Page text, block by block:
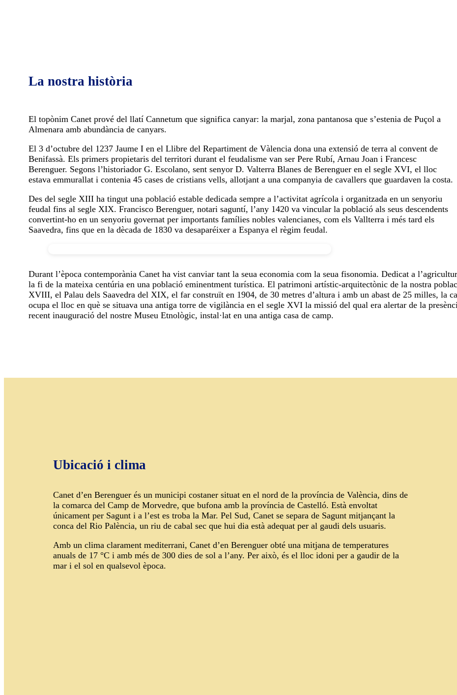
La nostra història
El topònim Canet prové del llatí Cannetum que significa canyar: la marjal, zona pantanosa que s’estenia de Puçol a
Almenara amb abundància de canyars.
El 3 d’octubre del 1237 Jaume I en el Llibre del Repartiment de Vàlencia dona una extensió de terra al convent de
Benifassà. Els primers propietaris del territori durant el feudalisme van ser Pere Rubí, Arnau Joan i Francesc
Berenguer. Segons l’historiador G. Escolano, sent senyor D. Valterra Blanes de Berenguer en el segle XVI, el lloc
estava emmurallat i contenia 45 cases de cristians vells, allotjant a una companyia de cavallers que guardaven la costa.
Des del segle XIII ha tingut una població estable dedicada sempre a l’activitat agrícola i organitzada en un senyoriu
feudal fins al segle XIX. Francisco Berenguer, notari saguntí, l’any 1420 va vincular la població als seus descendents
convertint-ho en un senyoriu governat per importants famílies nobles valencianes, com els Vallterra i més tard els
Saavedra, fins que en la dècada de 1830 va desaparéixer a Espanya el règim feudal.
Durant l’època contemporània Canet ha vist canviar tant la seua economia com la seua fisonomia. Dedicat a
la fi de la mateixa centúria en una població eminentment turística. El patrimoni artístic-arquitectònic de la nostra
XVIII, el Palau dels Saavedra del XIX, el far construït en 1904, de 30 metres d’altura i amb un abast de 25 milles, la
ocupa el lloc en què se situava una antiga torre de vigilància en el segle XVI la missió del qual era alertar de la
recent inauguració del nostre Museu Etnològic, instal·lat en una antiga casa de camp.
Ubicació i clima
Canet d’en Berenguer és un municipi costaner situat en el nord de la província de València, dins de
la comarca del Camp de Morvedre, que bufona amb la província de Castelló. Està envoltat
únicament per Sagunt i a l’est es troba la Mar. Pel Sud, Canet se separa de Sagunt mitjançant la
conca del Rio Palència, un riu de cabal sec que hui dia està adequat per al gaudi dels usuaris.
Amb un clima clarament mediterrani, Canet d’en Berenguer obté una mitjana de temperatures
anuals de 17 °C i amb més de 300 dies de sol a l’any. Per això, és el lloc idoni per a gaudir de la
mar i el sol en qualsevol època.